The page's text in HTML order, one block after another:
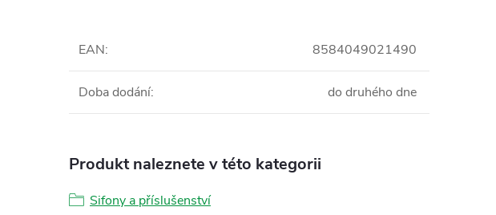
EAN: 8584049021490
Doba dodání: do druhého dne
Produkt naleznete v této kategorii
Sifony a příslušenství